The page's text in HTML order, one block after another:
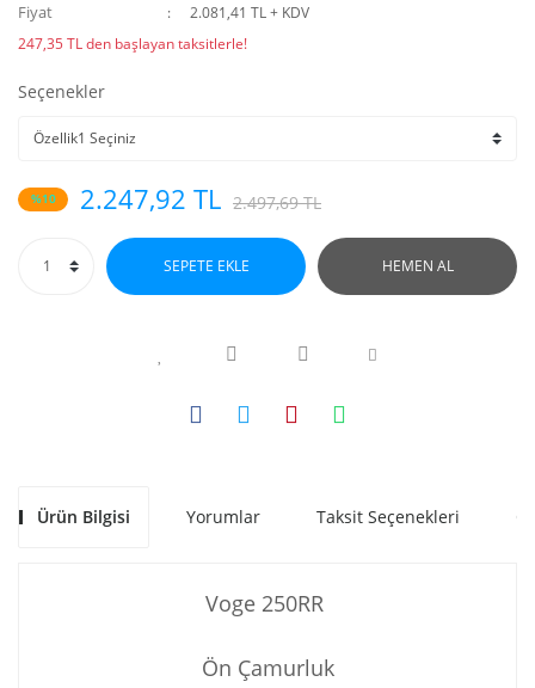
Fiyat
2.081,41 TL + KDV
247,35 TL den başlayan taksitlerle!
Seçenekler
%10 2.247,92 TL 2.497,69 TL
SEPETE EKLE HEMEN AL
Ürün Bilgisi Yorumlar Taksit Seçenekleri
Voge 250RR
Ön Çamurluk